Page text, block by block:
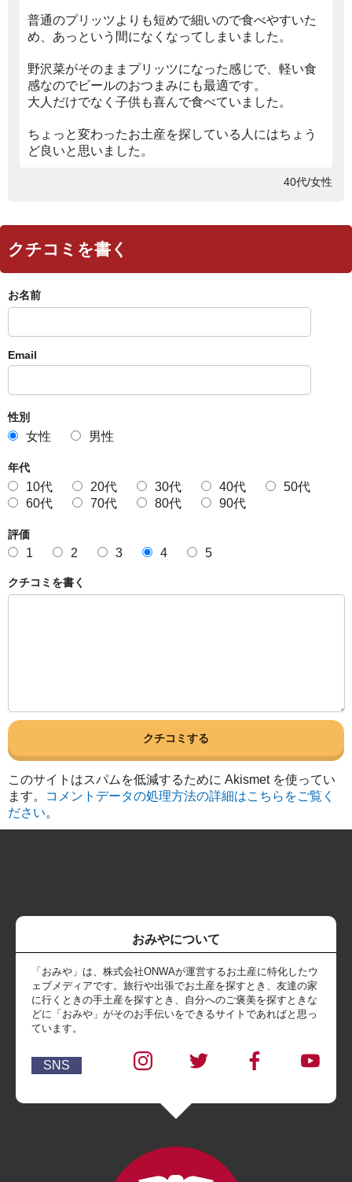
普通のプリッツよりも短めで細いので食べやすいた
め、あっという間になくなってしまいました。
野沢菜がそのままプリッツになった感じで、軽い食
感なのでビールのおつまみにも最適です。
大人だけでなく子供も喜んで食べていました。
ちょっと変わったお土産を探している人にはちょう
ど良いと思いました。
40代/女性
クチコミを書く
お名前
Email
性別
女性 男性
年代
10代 20代 30代 40代
50代
60代
70代 80代 90代
評価
1 2 3 4 5
クチコミを書く
このサイトはスパムを低減するために Akismet を使ってい
ます。
コメントデータの処理方法の詳細はこちらをご覧く
ださい。
おみやについて
「おみや」は、株式会社ONWAが運営するお土産に特化したウ
ェブメディアです。旅行や出張でお土産を探すとき、友達の家
に行くときの手土産を探すとき、自分へのご褒美を探すときな
どに「おみや」がそのお手伝いをできるサイトであればと思っ
ています。
SNS